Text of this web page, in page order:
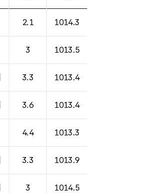
2.1 1014.3
3 1013.5
3.3 1013.4
3.6 1013.4
4.4 1013.3
3.3 1013.9
3 1014.5